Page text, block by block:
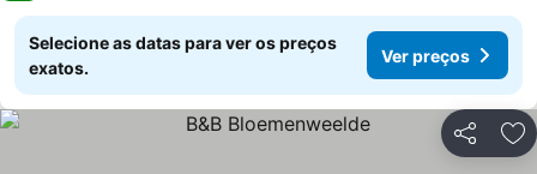
Selecione as datas para ver os preços
exatos.
Ver preços
Partilhar